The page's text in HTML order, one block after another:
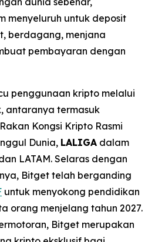
menyeluruh untuk deposit
berdagang, menjana
pembayaran dengan
penggunaan kripto melalui
antaranya termasuk
Kongsi Kripto Rasmi
Dunia, LALIGA dalam
LATAM. Selaras dengan
Bitget telah berganding
untuk menyokong pendidikan
orang menjelang tahun 2027.
Bitget merupakan